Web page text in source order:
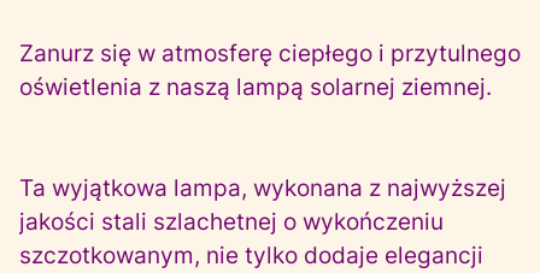
Zanurz się w atmosferę ciepłego i przytulnego
oświetlenia z naszą lampą solarnej ziemnej.
Ta wyjątkowa lampa, wykonana z najwyższej
jakości stali szlachetnej o wykończeniu
szczotkowanym, nie tylko dodaje elegancji